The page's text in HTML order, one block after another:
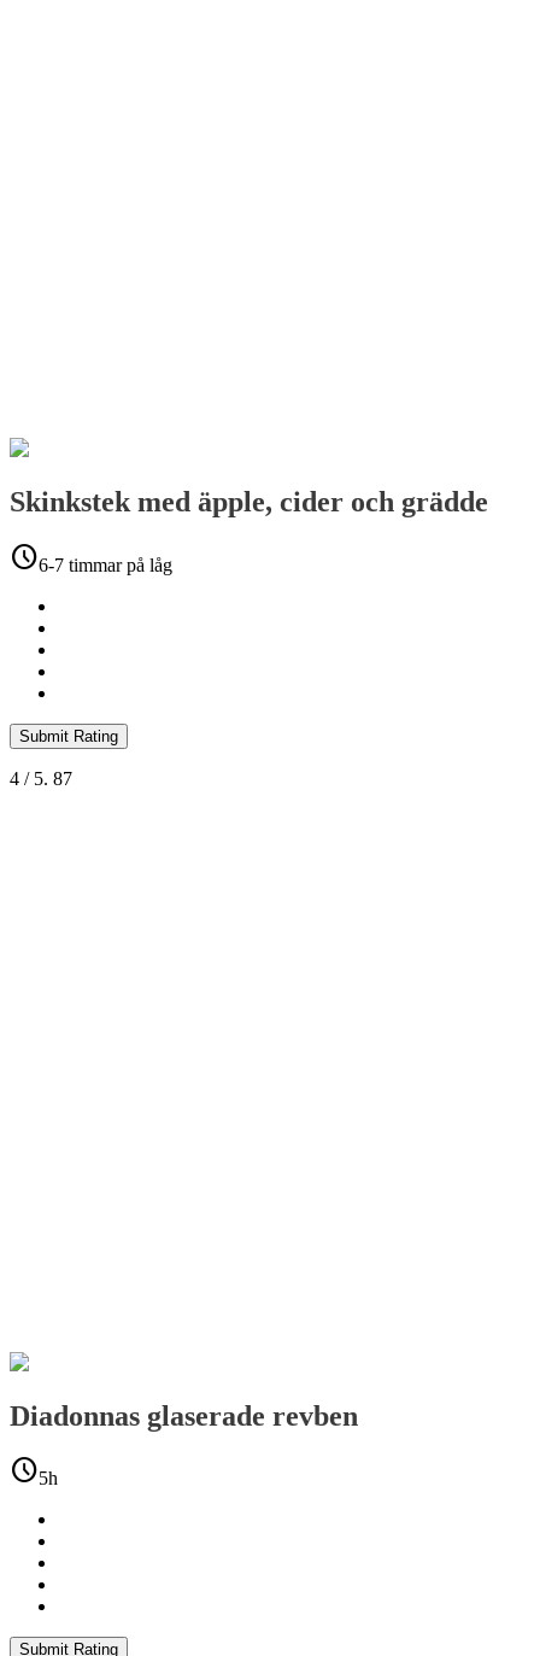
Skinkstek med äpple, cider och grädde
schedule6-7 timmar på låg
Submit Rating
4 / 5. 87
Diadonnas glaserade revben
schedule5h
Submit Rating